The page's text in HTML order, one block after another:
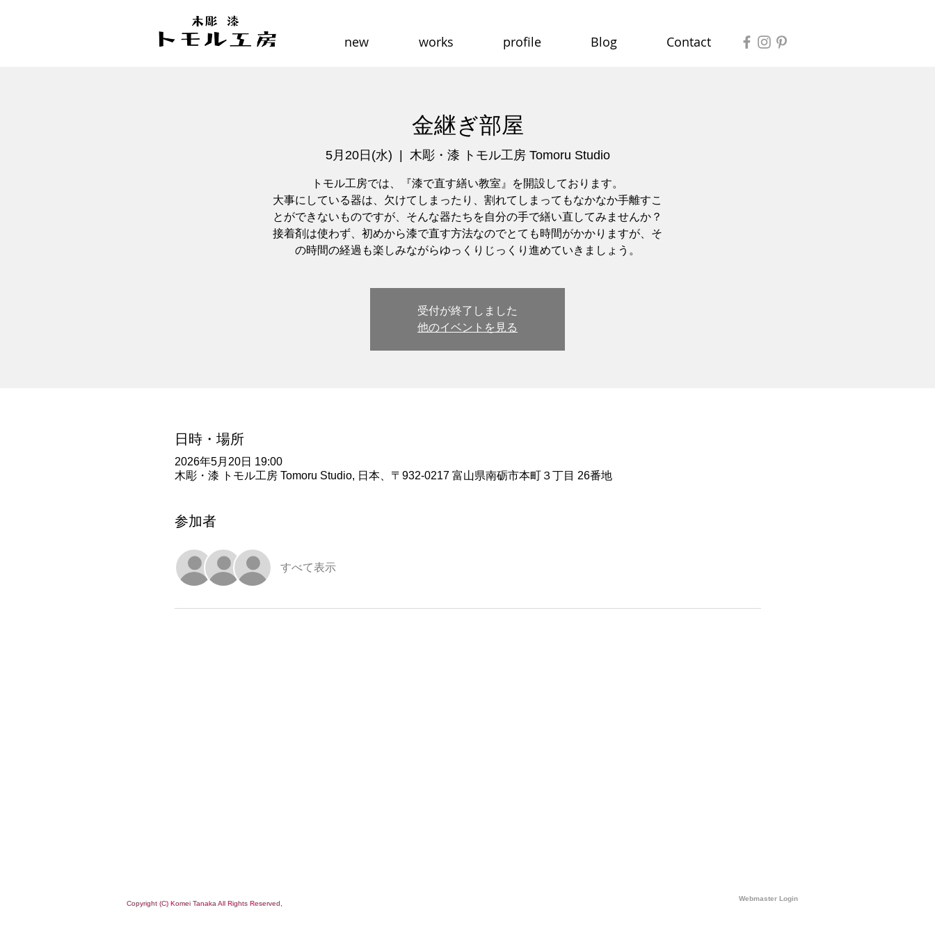
new works profile Blog Contact
金継ぎ部屋
5月20日(水)
  |
木彫・漆 トモル工房 Tomoru Studio
トモル工房では、『漆で直す繕い教室』を開設しております。
大事にしている器は、欠けてしまったり、割れてしまってもなかなか手離すこ
とができないものですが、そんな器たちを自分の手で繕い直してみませんか？
接着剤は使わず、初めから漆で直す方法なのでとても時間がかかりますが、そ
の時間の経過も楽しみながらゆっくりじっくり進めていきましょう。
受付が終了しました
他のイベントを見る
日時・場所
2026年5月20日 19:00
木彫・漆 トモル工房 Tomoru Studio, 日本、〒932-0217 富山県南砺市本町３丁目 26番地
参加者
すべて表示
Copyright (C) Komei Tanaka All Rights Reserved,
Webmaster Login